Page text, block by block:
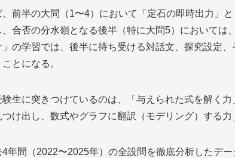
前半の大問（1〜4）において「定石の即時出力」
合否の分水嶺となる後半（特に大問5）においては
の学習では、後半に待ち受ける対話文、探究設定
とになる。
生に突きつけているのは、「与えられた式を解く
け出し、数式やグラフに翻訳（モデリング）する力
年間（2022〜2025年）の全設問を徹底分析したデ